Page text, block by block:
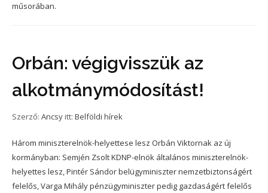
műsorában.
Orbán: végigvisszük az
alkotmánymódosítást!
Szerző: Ancsy itt: Belföldi hírek
Három miniszterelnök-helyettese lesz Orbán Viktornak az új
kormányban: Semjén Zsolt KDNP-elnök általános miniszterelnök-
helyettes lesz, Pintér Sándor belügyminiszter nemzetbiztonságért
felelős, Varga Mihály pénzügyminiszter pedig gazdaságért felelős